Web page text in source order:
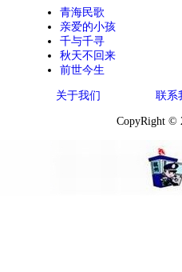
青海民歌
亲爱的小孩
千与千寻
秋天不回来
前世今生
关于我们 联系
CopyRight ©